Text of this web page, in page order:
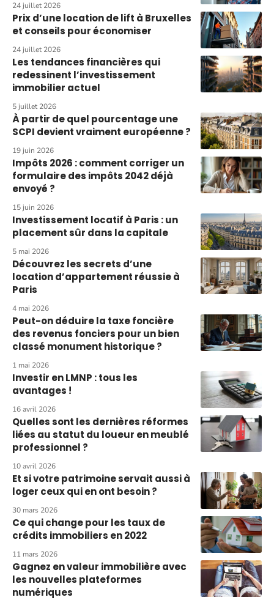
24 juillet 2026
Prix d’une location de lift à Bruxelles
et conseils pour économiser
24 juillet 2026
Les tendances financières qui
redessinent l’investissement
immobilier actuel
5 juillet 2026
À partir de quel pourcentage une
SCPI devient vraiment européenne ?
19 juin 2026
Impôts 2026 : comment corriger un
formulaire des impôts 2042 déjà
envoyé ?
15 juin 2026
Investissement locatif à Paris : un
placement sûr dans la capitale
5 mai 2026
Découvrez les secrets d’une
location d’appartement réussie à
Paris
4 mai 2026
Peut-on déduire la taxe foncière
des revenus fonciers pour un bien
classé monument historique ?
1 mai 2026
Investir en LMNP : tous les
avantages !
16 avril 2026
Quelles sont les dernières réformes
liées au statut du loueur en meublé
professionnel ?
10 avril 2026
Et si votre patrimoine servait aussi à
loger ceux qui en ont besoin ?
30 mars 2026
Ce qui change pour les taux de
crédits immobiliers en 2022
11 mars 2026
Gagnez en valeur immobilière avec
les nouvelles plateformes
numériques